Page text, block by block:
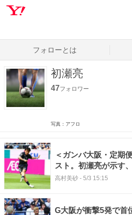
フォローとは
初瀬亮
47フォロワー
写真：アフロ
＜ガンバ大阪・定期
スト。初瀬亮が示す
高村美砂 - 5/3 15:15
G大阪が衝撃5発で